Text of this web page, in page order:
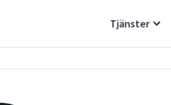
Tjänster